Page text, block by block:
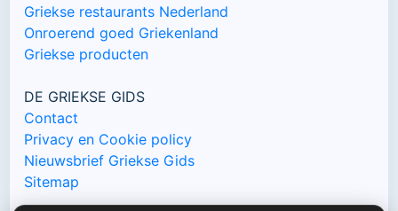
Griekse restaurants Nederland
Onroerend goed Griekenland
Griekse producten
DE GRIEKSE GIDS
Contact
Privacy en Cookie policy
Nieuwsbrief Griekse Gids
Sitemap